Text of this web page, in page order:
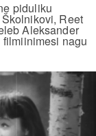
piduliku
Reet
Aleksander
nagu